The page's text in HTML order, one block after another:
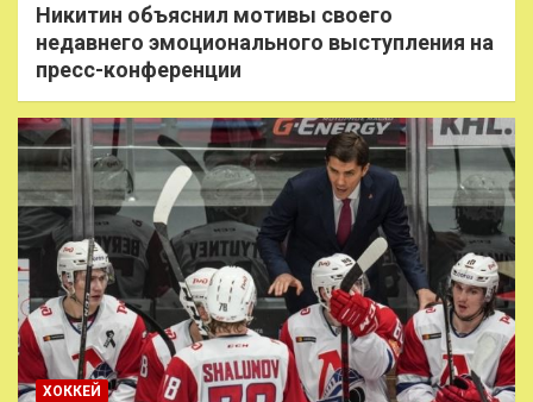
Никитин объяснил мотивы своего
недавнего эмоционального выступления на
пресс-конференции
ХОККЕЙ